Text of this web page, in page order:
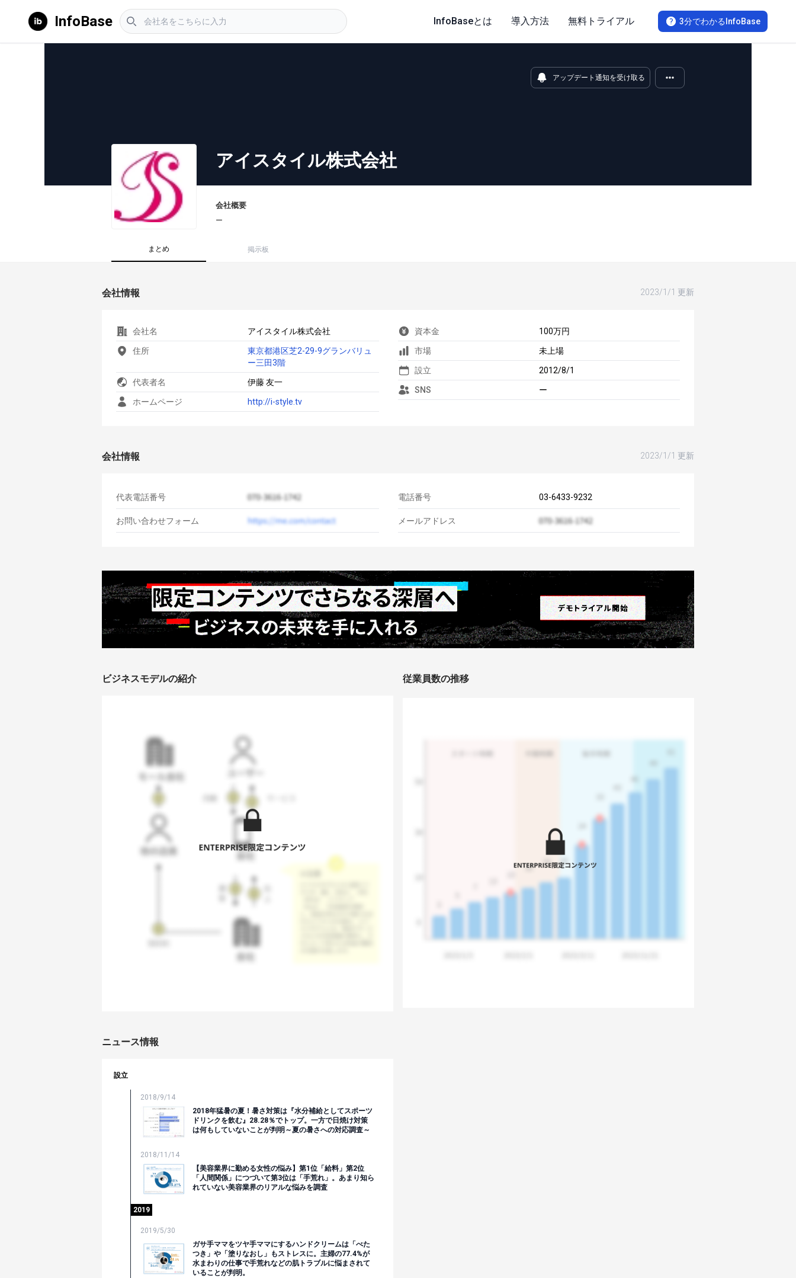
InfoBase 3分でわかるInfoBase
InfoBaseとは 導入方法 無料トライアル
アップデート通知を受け取る
アイスタイル株式会社
会社概要
ー
まとめ 掲示板
会社情報 2023/1/1 更新
会社名 アイスタイル株式会社
住所
東京都港区芝2-29-9グランバリュ
ー三田3階
代表者名 伊藤 友一
ホームページ http://i-style.tv
資本金 100万円
市場 未上場
設立 2012/8/1
SNS ー
会社情報 2023/1/1 更新
代表電話番号
お問い合わせフォーム
電話番号 03-6433-9232
メールアドレス
ビジネスモデルの紹介 従業員数の推移
ニュース情報
設立
2018/9/14
2018年猛暑の夏！暑さ対策は『水分補給としてスポーツ
ドリンクを飲む』28.28％でトップ。一方で日焼け対策
は何もしていないことが判明～夏の暑さへの対応調査～
2018/11/14
【美容業界に勤める女性の悩み】第1位「給料」第2位
「人間関係」につづいて第3位は「手荒れ」。あまり知ら
れていない美容業界のリアルな悩みを調査
2019
2019/5/30
ガサ手ママをツヤ手ママにするハンドクリームは「べた
つき」や「塗りなおし」もストレスに。主婦の77.4%が
水まわりの仕事で手荒れなどの肌トラブルに悩まされて
いることが判明。